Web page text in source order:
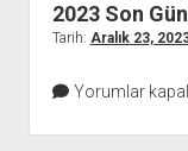
2023 Son
Tarih: Aralık 23,
Yorumlar